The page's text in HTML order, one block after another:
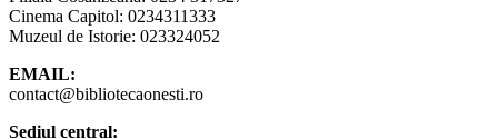
Cinema Capitol: 0234311333
Muzeul de Istorie: 023324052
EMAIL:
contact@bibliotecaonesti.ro
Sediul central: